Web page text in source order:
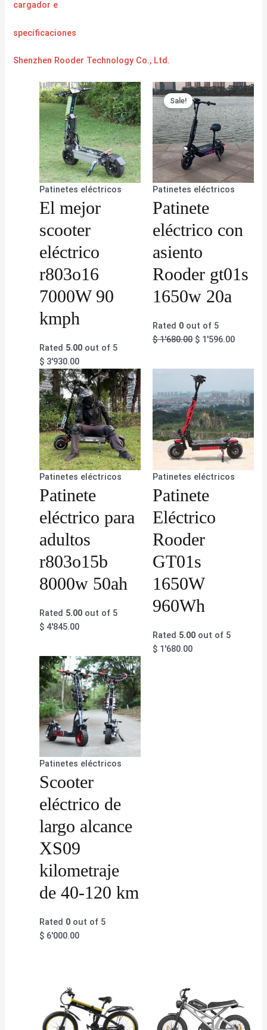
cargador e
specificaciones
Shenzhen Rooder Technology Co., Ltd.
Patinetes eléctricos
El mejor
scooter
eléctrico
r803o16
7000W 90
kmph
Rated 5.00 out of 5
$ 3'930.00
Sale!
Patinetes eléctricos
Patinete
eléctrico con
asiento
Rooder gt01s
1650w 20a
Rated 0out of 5
$1'680.00 $1'596.00
Patinetes eléctricos
Patinete
eléctrico para
adultos
r803o15b
8000w 50ah
Rated 5.00 out of 5
$ 4'845.00
Patinetes eléctricos
Patinete
Eléctrico
Rooder
GT01s
1650W
960Wh
Rated 5.00out of 5
$1'680.00
Patinetes eléctricos
Scooter
eléctrico de
largo alcance
XS09
kilometraje
de 40-120 km
Rated 0 out of 5
$ 6'000.00